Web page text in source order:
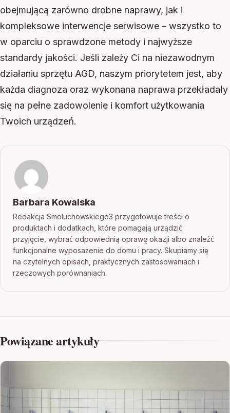
obejmującą zarówno drobne naprawy, jak i
kompleksowe interwencje serwisowe – wszystko to
w oparciu o sprawdzone metody i najwyższe
standardy jakości. Jeśli zależy Ci na niezawodnym
działaniu sprzętu AGD, naszym priorytetem jest, aby
każda diagnoza oraz wykonana naprawa przekładały
się na pełne zadowolenie i komfort użytkowania
Twoich urządzeń.
Barbara Kowalska
Redakcja Smoluchowskiego3 przygotowuje treści o
produktach i dodatkach, które pomagają urządzić
przyjęcie, wybrać odpowiednią oprawę okazji albo znaleźć
funkcjonalne wyposażenie do domu i pracy. Skupiamy się
na czytelnych opisach, praktycznych zastosowaniach i
rzeczowych porównaniach.
Powiązane artykuły